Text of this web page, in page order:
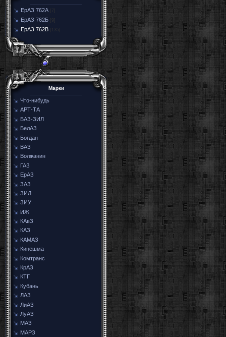
ЕрАЗ 762А [7]
ЕрАЗ 762Б
ЕрАЗ 762В [135]
Марки
Что-нибудь
АРТ-ТА
БАЗ-ЗИЛ
БелАЗ
Богдан
ВАЗ
Волжанин
ГАЗ
ЕрАЗ
ЗАЗ
ЗИЛ
ЗИУ
ИЖ
КАвЗ
КАЗ
КАМАЗ
Кинешма
Комтранс
КрАЗ
КТГ
Кубань
ЛАЗ
ЛиАЗ
ЛуАЗ
МАЗ
МАРЗ